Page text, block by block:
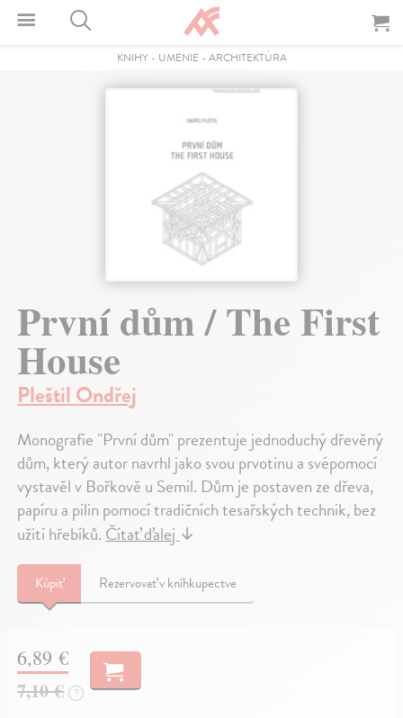
KNIHY- UMENIE- ARCHITEKTÚRA
První dům / The First
House
Pleštil Ondřej
Monografie "První dům" prezentuje jednoduchý dřevěný
dům, který autor navrhl jako svou prvotinu a svépomocí
vystavěl v Bořkově u Semil. Dům je postaven ze dřeva,
papíru a pilin pomocí tradičních tesařských technik, bez
užití hřebíků. Čítať ďalej ↓
Kúpiť Rezervovať v kníhkupectve
6,89 €
7,10 € ?